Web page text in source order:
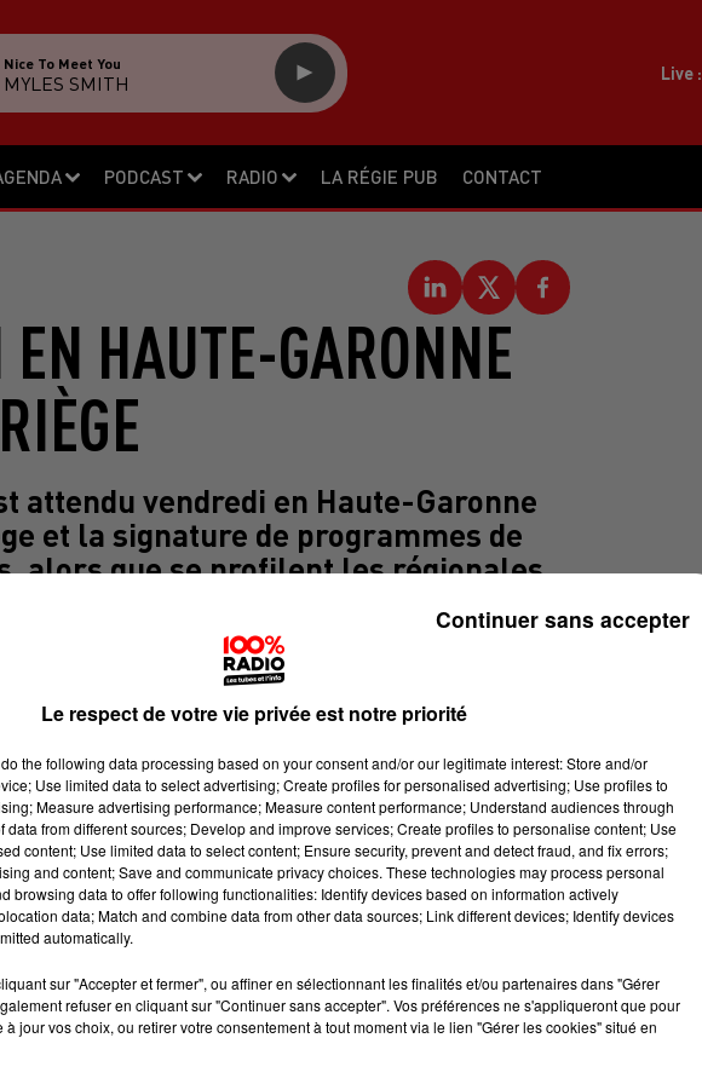
PODCAST RADIO LA RÉGIE PUB CONTACT
Live :
Nice To Meet You
MYLES SMITH
HAUTE-GARONNE
attendu vendredi en Haute-Garonne
et la signature de programmes de
alors que se profilent les régionales
Valls visitera tout d'abord un
où sont pratiqués les
Ces Epi constituent l'un des
contestée par certains syndicats,
2016. Le Premier ministre sera
de l'Education nationale,
ministre du Logement, de l'égalité
Pinel (PRG), sera avec lui pour
Valls se rendra ensuite
Garonne), Pamiers et Foix
de ville", à savoir des
associant différents
de Foix, Pamiers et Saint-Girons
ministre intervient avec en arrière-
lesquelles l'ex-secrétaire d'Etat
Le respect de votre vie privée est notre priorité
do the following data processing based on your consent and/or our legitimate interest: Store and/or
Use limited data to select advertising; Create profiles for personalised advertising; Use profiles to
Measure advertising performance; Measure content performance; Understand audiences through
data from different sources; Develop and improve services; Create profiles to personalise content; Use
content; Use limited data to select content; Ensure security, prevent and detect fraud, and fix errors;
and content; Save and communicate privacy choices. These technologies may process personal
browsing data to offer following functionalities: Identify devices based on information actively
data; Match and combine data from other data sources; Link different devices; Identify devices
automatically.
sur "Accepter et fermer", ou affiner en sélectionnant les finalités et/ou partenaires dans "Gérer
refuser en cliquant sur "Continuer sans accepter". Vos préférences ne s'appliqueront que pour
à jour vos choix, ou retirer votre consentement à tout moment via le lien "Gérer les cookies" situé en
Continuer sans accepter